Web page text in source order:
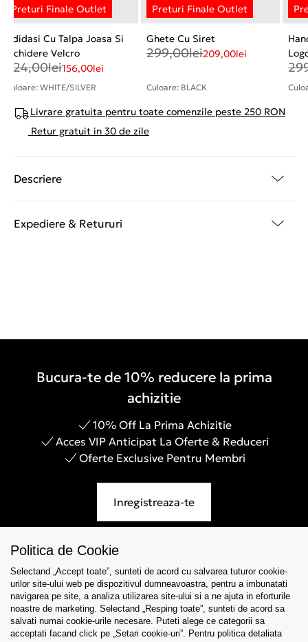
Adidasi Cu Talpa Joasa Si
Inchidere Velcro
224,00lei156,00lei
Culoare: WHITE/SILVER
Ghete Cu Siret
299,00lei209,00lei
Culoare: BLACK
Livrare gratuita pentru toate comenzile peste 250 RON
Retur gratuit in 30 de zile
Descriere
Expediere & Retururi
Bucura-te de 10% reducere la prima
achizitie
10% Off La Prima Achizitie
Acces VIP Anticipat La Oferte & Reduceri
Oferte Exclusive Pentru Membri
Inregistreaza-te
Asistenta
Colectii
Politica de Cookie
Selectand „Accept toate”, sunteti de acord cu salvarea tuturor cookie-
urilor site-ului web pe dispozitivul dumneavoastra, pentru a imbunatati
navigarea pe site, a analiza utilizarea site-ului si a ne ajuta in eforturile
noastre de marketing. Selectand „Resping toate”, sunteti de acord sa
salvati numai cookie-urile necesare. Puteti alege ce categorii sa
acceptati facand click pe „Setari cookie-uri”. Pentru politica detaliata